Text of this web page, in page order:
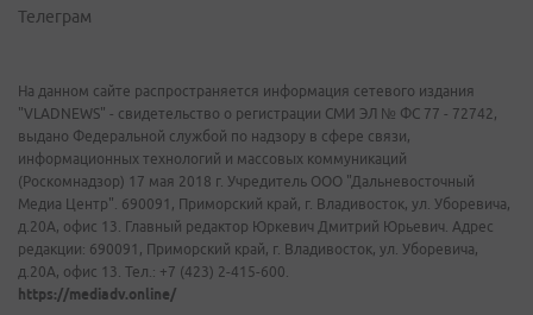
Телеграм
На данном сайте распространяется информация сетевого издания
"VLADNEWS" - свидетельство о регистрации СМИ ЭЛ № ФС 77 - 72742,
выдано Федеральной службой по надзору в сфере связи,
информационных технологий и массовых коммуникаций
(Роскомнадзор) 17 мая 2018 г. Учредитель ООО "Дальневосточный
Медиа Центр". 690091, Приморский край, г. Владивосток, ул. Уборевича,
д.20А, офис 13. Главный редактор Юркевич Дмитрий Юрьевич. Адрес
редакции: 690091, Приморский край, г. Владивосток, ул. Уборевича,
д.20А, офис 13. Тел.: +7 (423) 2-415-600.
https://mediadv.online/